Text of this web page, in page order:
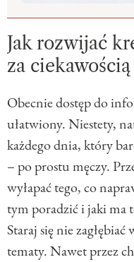
Jak rozwijać
za ciekawością
Obecnie dostęp do
ułatwiony. Niestety,
każdego dnia, który
– po prostu męczy.
wyłapać tego, co
tym poradzić i jaki ma
Staraj się nie
tematy. Nawet przez